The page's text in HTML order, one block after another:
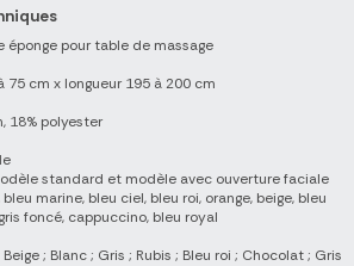
éponge pour table de massage
75 cm x longueur 195 à 200 cm
18% polyester
standard et modèle avec ouverture faciale
bleu marine, bleu ciel, bleu roi, orange, beige, bleu
foncé, cappuccino, bleu royal
Beige ; Blanc ; Gris ; Rubis ; Bleu roi ; Chocolat ; Gris